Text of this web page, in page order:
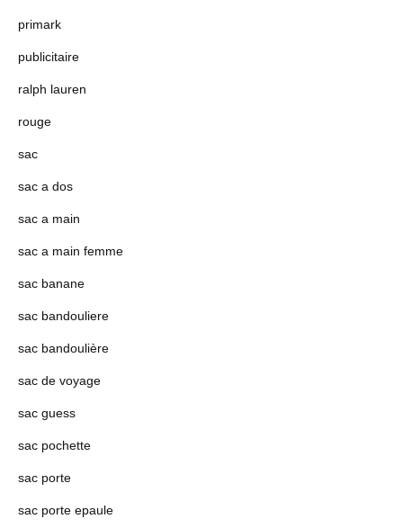
primark
publicitaire
ralph lauren
rouge
sac
sac a dos
sac a main
sac a main femme
sac banane
sac bandouliere
sac bandoulière
sac de voyage
sac guess
sac pochette
sac porte
sac porte epaule